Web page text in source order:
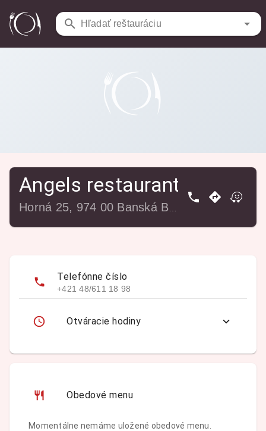
Hľadať reštauráciu
Reštaurácie / Angels restaurant
Angels restaurant
Telefónne číslo
+421 48/611 18 98
Otváracie hodiny
Obedové menu
Momentálne nemáme uložené obedové menu.